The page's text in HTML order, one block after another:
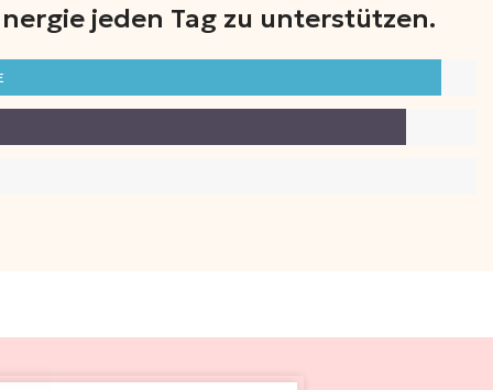
jeden Tag zu unterstützen.